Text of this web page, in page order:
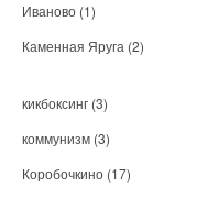
Иваново (1)
Каменная Яруга (2)
кикбоксинг (3)
коммунизм (3)
Коробочкино (17)